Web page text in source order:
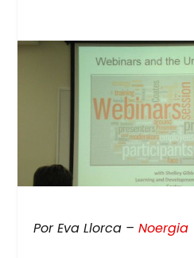
Por Eva Llor­ca –Noer­gia